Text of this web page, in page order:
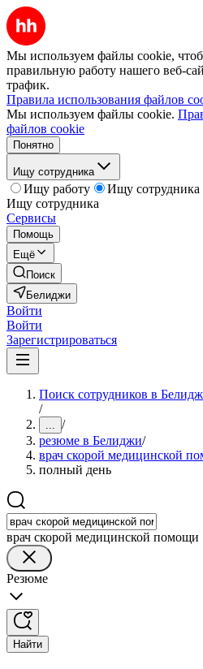
Мы используем файлы cookie,
правильную работу нашего веб-
трафик.
Правила использования файлов
Мы используем файлы cookie.
файлов cookie
Понятно
Ищу сотрудника
Ищу работу
Ищу сотрудника
Ищу сотрудника
Сервисы
Помощь
Ещё
Поиск
Белиджи
Войти
Войти
Зарегистрироваться
Поиск сотрудников в
/
... /
резюме в Белиджи/
врач скорой медицинской
полный день
врач скорой медицинской помощи
Резюме
Найти